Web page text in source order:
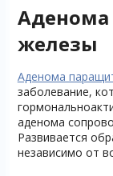
железы
Аденома
заболевание,
аденома
Развивается
независимо от